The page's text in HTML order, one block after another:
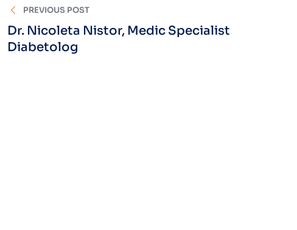
PREVIOUS POST
Dr. Nicoleta Nistor, Medic Specialist
Diabetolog